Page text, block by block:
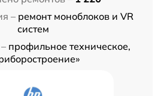
– ремонт моноблоков и VR
систем
профильное техническое,